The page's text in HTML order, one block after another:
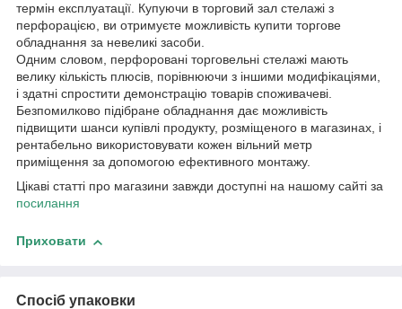
термін експлуатації. Купуючи в торговий зал стелажі з
перфорацією, ви отримуєте можливість купити торгове
обладнання за невеликі засоби.
Одним словом, перфоровані торговельні стелажі мають
велику кількість плюсів, порівнюючи з іншими модифікаціями,
і здатні спростити демонстрацію товарів споживачеві.
Безпомилково підібране обладнання дає можливість
підвищити шанси купівлі продукту, розміщеного в магазинах, і
рентабельно використовувати кожен вільний метр
приміщення за допомогою ефективного монтажу.
Цікаві статті про магазини завжди доступні на нашому сайті за
посилання
Приховати
Спосіб упаковки